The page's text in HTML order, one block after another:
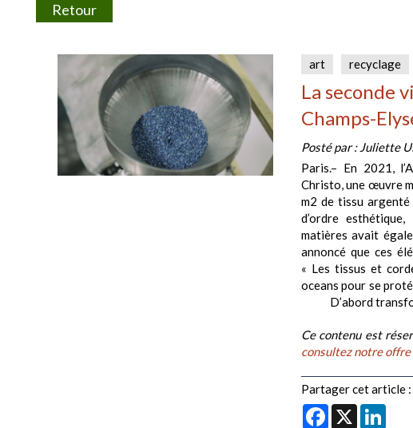
Retour
art recyclage
La seconde
Champs-
Posté par :Juliette
Paris.– En 2021,
Christo, une œuvre
m2 de tissu
d’ordre
matières avait
annoncé que ces
« Les tissus et
oceans pour se
D’abord
Ce contenu est
consultez notre
Partager cet article :
Facebook
X